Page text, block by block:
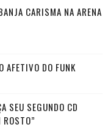
CARISMA NA ARENA
AFETIVO DO FUNK
SEU SEGUNDO CD